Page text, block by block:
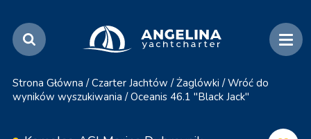
Strona Główna / Czarter Jachtów / Żaglówki / Wróć do
wyników wyszukiwania / Oceanis 46.1 "Black Jack"